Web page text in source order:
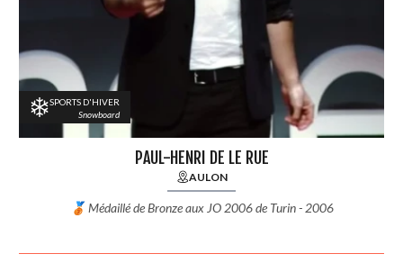
SPORTS D'HIVER
Snowboard
PAUL-HENRI DE LE RUE
AULON
🥉 Médaillé de Bronze aux JO 2006 de Turin - 2006